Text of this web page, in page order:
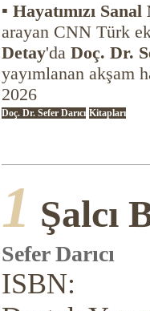
▪ Hayatımızı
arayan CNN Türk
Detay'da Doç. Dr.
yayımlanan akşam
2026
Doç. Dr. Sefer Darıcı Kitapları
1 Şalcı
Sefer Darıcı
ISBN: